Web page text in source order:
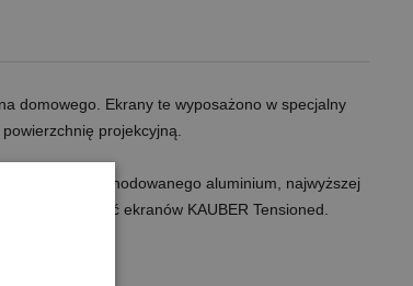
domowego. Ekrany te wyposażono w specjalny
projekcyjną.
obudowy z anodowanego aluminium, najwyższej
jakość ekranów KAUBER Tensioned.